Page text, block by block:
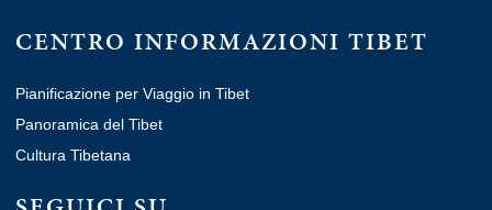
CENTRO INFORMAZIONI TIBET
Pianificazione per Viaggio in Tibet
Panoramica del Tibet
Cultura Tibetana